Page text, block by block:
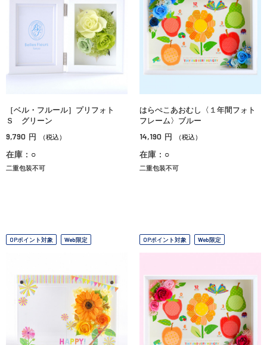
［ベル・フルール］プリフォト
Ｓ グリーン
9,790 円 （税込）
在庫：○
二重包装不可
はらぺこあおむし〈１年間フォト
フレーム〉ブルー
14,190 円 （税込）
在庫：○
二重包装不可
OPポイント対象 Web限定 OPポイント対象 Web限定